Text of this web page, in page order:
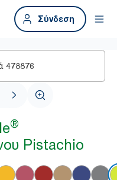
Σύνδεση
478876
®
Pistachio